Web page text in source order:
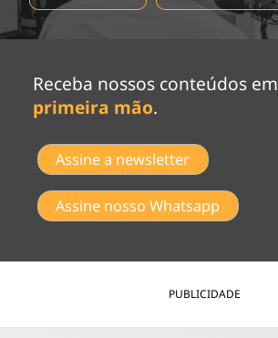
Receba nossos conteúdos em
primeira mão.
Assine a newsletter
Assine nosso Whatsapp
PUBLICIDADE